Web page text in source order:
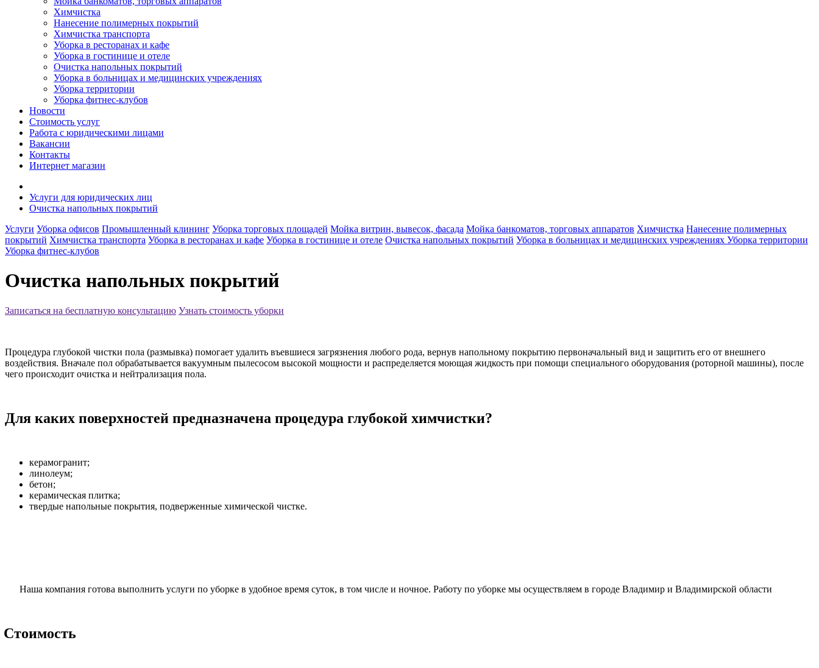
Химчистка
Нанесение полимерных покрытий
Химчистка транспорта
Уборка в ресторанах и кафе
Уборка в гостинице и отеле
Очистка напольных покрытий
Уборка в больницах и медицинских учреждениях
Уборка территории
Уборка фитнес-клубов
Новости
Стоимость услуг
Работа с юридическими лицами
Вакансии
Контакты
Интернет магазин
Услуги для юридических лиц
Очистка напольных покрытий
Услуги Уборка офисов Промышленный клининг Уборка торговых площадей Мойка витрин, вывесок, фасада Мойка банкоматов, торговых аппаратов Химчистка Нанесение полимерных
покрытий Химчистка транспорта Уборка в ресторанах и кафе Уборка в гостинице и отеле Очистка напольных покрытий Уборка в больницах и медицинских учреждениях Уборка территории
Уборка фитнес-клубов
Очистка напольных покрытий
Записаться на бесплатную консультацию Узнать стоимость уборки
Процедура глубокой чистки пола (размывка) помогает удалить въевшиеся загрязнения любого рода, вернув напольному покрытию первоначальный вид и защитить его от внешнего
воздействия. Вначале пол обрабатывается вакуумным пылесосом высокой мощности и распределяется моющая жидкость при помощи специального оборудования (роторной машины), после
чего происходит очистка и нейтрализация пола.
Для каких поверхностей предназначена процедура глубокой химчистки?
керамогранит;
линолеум;
бетон;
керамическая плитка;
твердые напольные покрытия, подверженные химической чистке.
Наша компания готова выполнить услуги по уборке в удобное время суток, в том числе и ночное. Работу по уборке мы осуществляем в городе Владимир и Владимирской области
Стоимость